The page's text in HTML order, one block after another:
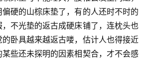
硬的山棕床垫了，有的人还时不时的
不光垫的返古成硬床铺了，连枕头也
卧具越来越返古喽，估计人也得接近
些还未探明的因素相契合，才不会感